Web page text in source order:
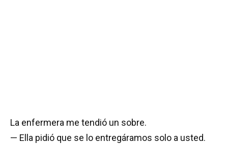
La enfermera me tendió un sobre.
— Ella pidió que se lo entregáramos solo a usted.